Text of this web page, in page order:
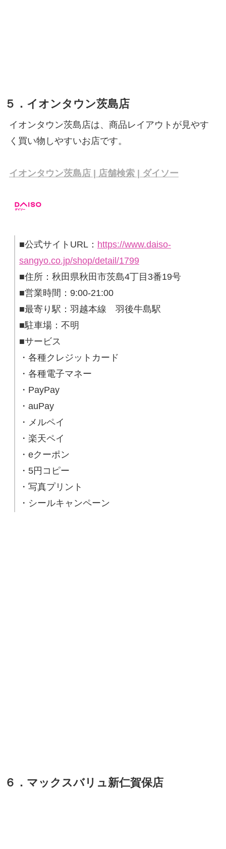
５．イオンタウン茨島店
イオンタウン茨島店は、商品レイアウトが見やす
く買い物しやすいお店です。
イオンタウン茨島店 | 店舗検索 | ダイソー
■公式サイトURL： https://www.daiso-
sangyo.co.jp/shop/detail/1799
■住所：秋田県秋田市茨島4丁目3番19号
■営業時間：9:00-21:00
■最寄り駅：羽越本線 羽後牛島駅
■駐車場：不明
■サービス
・各種クレジットカード
・各種電子マネー
・PayPay
・auPay
・メルペイ
・楽天ペイ
・eクーポン
・5円コピー
・写真プリント
・シールキャンペーン
６．マックスバリュ新仁賀保店